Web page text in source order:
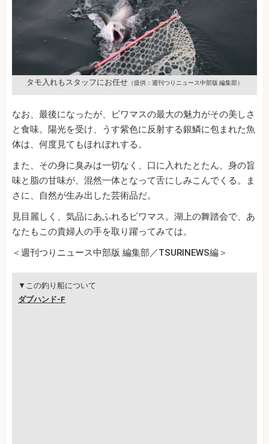
タモ入れもスタッフにお任せ（提供：週刊つりニュース中部版 編集部）
なお、最後になったが、ビワマスの最大の魅力がその美しさ
と食味。陽光を受け、うす紫色に反射する銀鱗に包まれた魚
体は、何度見てもほれぼれする。
また、その身に臭みは一切なく、口に入れたとたん、身の旨
味と脂の甘味が、混然一体となって舌にしみこんでくる。ま
さに、自然が生み出した芸術品だ。
見目麗しく、気品にあふれるビワマス。湖上の舞踏会で、あ
なたもこの貴婦人の手を取り躍ってみては。
＜週刊つりニュース中部版 編集部／TSURINEWS編＞
▼この釣り船について
ダブハンド‐F